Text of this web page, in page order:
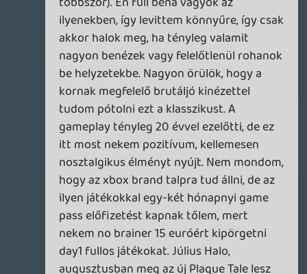
Pontosítom: a Hitmanek jók voltak 😃
De amúgy igen. Nyilván nem a moziszerű
gunplayben.
A szlovák kastély pálya áll a legközelebb
hozzá.
Kuresz 2026.08.01 06:34:20
Kuresz 2026.08.01 06:34:20 #216b3
007 First Light
A hitmanek is ennyire jòk voltak? Mert
akkor ideje pòtolnon őket. A gameplay
elèggè vàltozatos. A kütyük ès a rengeteg
mòdszer, amivel meg tudsz oldani 1-1
helyzetet pont frissen tartja vègig a
jàtèkot. A sztori meg aki 007 fan, simàn
kitörli az elmúlt 3 film borzalmait az
emlèkezetből. Ízig vèrig 007. Nekem nagy